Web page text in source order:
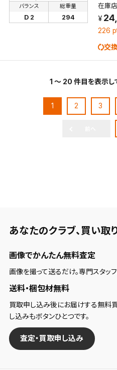
バランス
D 2
総重量
294
在庫
226
交
1 ～ 20 件目を表示して
1 2 3
あなたのクラブ、 買い取
画像でかんたん無料査定
画像を撮って送るだけ。専門スタッ
送料・梱包材無料
買取申し込み後にお届けする無料
し込みもボタンひとつです。
査定・買取申し込み